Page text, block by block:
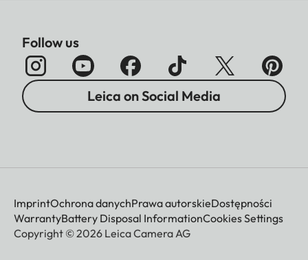
Follow us
Leica on Social Media
ImprintOchrona danychPrawa autorskieDostępności
WarrantyBattery Disposal InformationCookies Settings
Copyright © 2026 Leica Camera AG